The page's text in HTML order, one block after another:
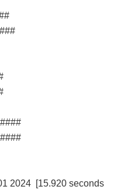
###
2024 [15.920 seconds